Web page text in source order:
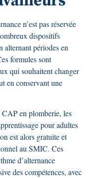
n’est pas réservée
dispositifs
alternant périodes en
formules sont
qui souhaitent changer
en conservant une
en plomberie, les
pour adultes
est alors gratuite et
au SMIC. Ces
d’alternance
des compétences, avec